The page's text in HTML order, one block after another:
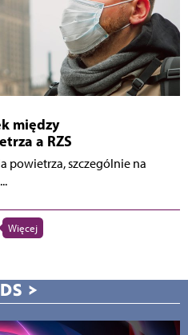
między
a RZS
powietrza, szczególnie na
Więcej
>